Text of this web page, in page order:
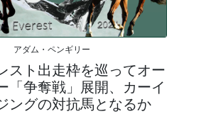
アダム・ペンギリー
スト出走枠を巡ってオー
「争奪戦」展開、カーイ
ングの対抗馬となるか